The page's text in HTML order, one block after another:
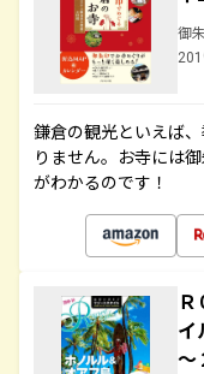
御
鎌倉の観光といえば
りません。お寺には
がわかるのです！
～